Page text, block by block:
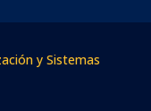
y Sistemas